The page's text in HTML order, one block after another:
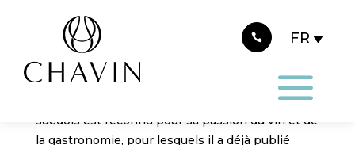
Andreas Larsson déguste Vallis Terra lors
d’une séance de « Blindtasted »
Andreas Larsson, meilleur sommelier du monde
2007 et sommelier en chef d’un restaurant étoilé
suédois est reconnu pour sa passion du vin et de
la gastronomie, pour lesquels il a déjà publié